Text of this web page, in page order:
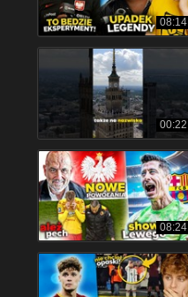
08:14
00:22
08:24